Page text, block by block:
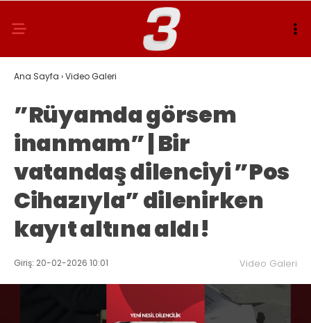
Ana Sayfa ›Video Galeri
”Rüyamda görsem
inanmam” | Bir
vatandaş dilenciyi ”Pos
Cihazıyla” dilenirken
kayıt altına aldı!
Giriş: 20-02-2026 10:01 Video Galeri